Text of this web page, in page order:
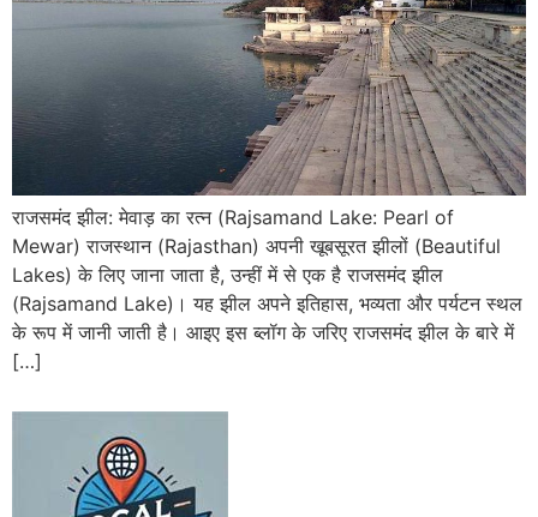
राजसमंद झील: मेवाड़ का रत्न (Rajsamand Lake: Pearl of
Mewar) राजस्थान (Rajasthan) अपनी खूबसूरत झीलों (Beautiful
Lakes) के लिए जाना जाता है, उन्हीं में से एक है राजसमंद झील
(Rajsamand Lake)। यह झील अपने इतिहास, भव्यता और पर्यटन स्थल
के रूप में जानी जाती है। आइए इस ब्लॉग के जरिए राजसमंद झील के बारे में
[…]